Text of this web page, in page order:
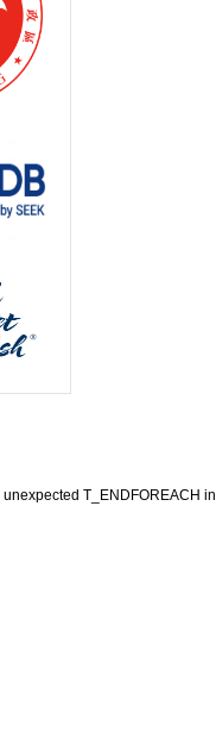
unexpected T_ENDFOREACH in